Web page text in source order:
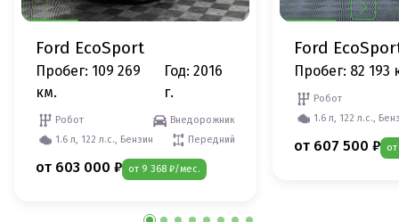
Ford EcoSport
Пробег: 109 269
км.
Год: 2016
г.
Робот
Внедорожник
1.6 л, 122 л.с., Бензин
Передний
от 603 000 ₽ от 9 368 ₽/мес.
Ford
Пробег: 82 193
Робот
1.6 л, 122 л.с.,
от 607 500 ₽